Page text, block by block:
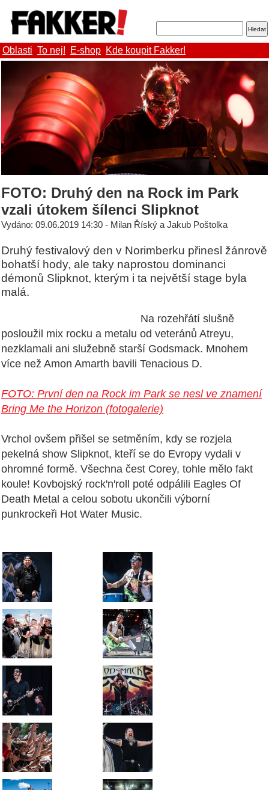
Oblasti To nej! E-shop Kde koupit Fakker!
FOTO: Druhý den na Rock im Park
vzali útokem šílenci Slipknot
Vydáno: 09.06.2019 14:30 - Milan Říský a Jakub Poštolka
Druhý festivalový den v Norimberku přinesl žánrově
bohatší hody, ale taky naprostou dominanci
démonů Slipknot, kterým i ta největší stage byla
malá.
Na rozehřátí slušně
posloužil mix rocku a metalu od veteránů Atreyu,
nezklamali ani služebně starší Godsmack. Mnohem
více než Amon Amarth bavili Tenacious D.
FOTO: První den na Rock im Park se nesl ve znamení
Bring Me the Horizon (fotogalerie)
Vrchol ovšem přišel se setměním, kdy se rozjela
pekelná show Slipknot, kteří se do Evropy vydali v
ohromné formě. Všechna čest Corey, tohle mělo fakt
koule! Kovbojský rock'n'roll poté odpálili Eagles Of
Death Metal a celou sobotu ukončili výborní
punkrockeři Hot Water Music.